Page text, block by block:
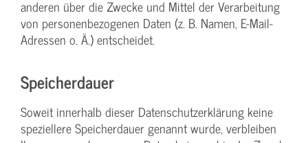
anderen über die Zwecke und Mittel der Verarbeitung
von personenbezogenen Daten (z. B. Namen, E-Mail-
Adressen o. Ä.) entscheidet.
Speicherdauer
Soweit innerhalb dieser Datenschutzerklärung keine
speziellere Speicherdauer genannt wurde, verbleiben